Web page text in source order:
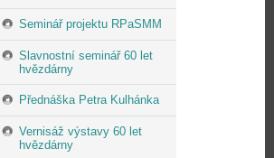
Seminář projektu RPaSMM
Slavnostní seminář 60 let
hvězdárny
Přednáška Petra Kulhánka
Vernisáž výstavy 60 let
hvězdárny